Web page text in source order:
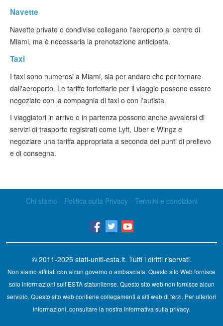
Navette
Navette private o condivise collegano l'aeroporto al centro di
Miami, ma è necessaria la prenotazione anticipata.
Taxi
I taxi sono numerosi a Miami, sia per andare che per tornare
dall'aeroporto. Le tariffe forfettarie per il viaggio possono essere
negoziate con la compagnia di taxi o con l'autista.
I viaggiatori in arrivo o in partenza possono anche avvalersi di
servizi di trasporto registrati come Lyft, Uber e Wingz e
negoziare una tariffa appropriata a seconda dei punti di prelievo
e di consegna.
Chi siamo Politica sulla Privacy Termini e condizioni
© 2011-2025 stati-uniti-esta.it. Tutti i diritti riservati.
Non siamo affiliati con alcun governo o ambasciata. Questo sito Web fornisce
solo informazioni sull’ESTA statunitense. Questo sito web non fornisce alcun
servizio. Questo sito web contiene collegamenti a siti web di terzi. Per ulteriori
informazioni, consultare la nostra Informativa sulla privacy.